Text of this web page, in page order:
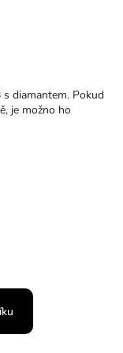
diamantem. Pokud
je možno ho